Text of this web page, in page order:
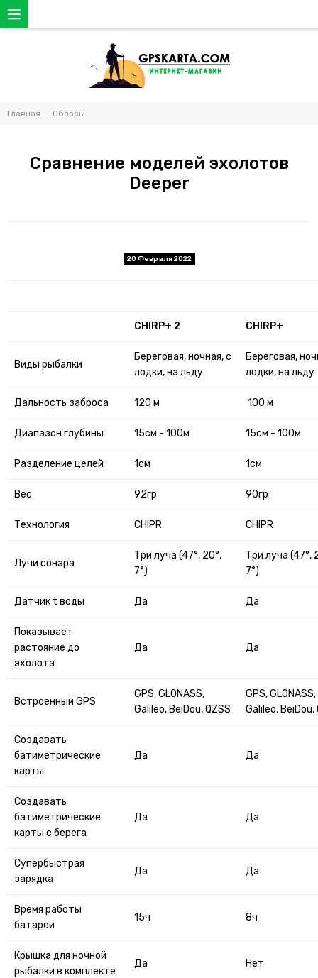
Главная Обзоры
Сравнение моделей эхолотов
Deeper
20 Февраля 2022
CHIRP+ 2 CHIRP+
Bиды рыбалки
Береговая, ночная, с
лодки, на льду
Береговая,
лодки, на льду
Дальность заброса 120 м 100 м
Диапазон глубины 15см - 100м 15см - 100м
Разделение целей 1см 1см
Вес 92гр 90гр
Технология CHIPR CHIPR
Лучи сонара
Три луча (47°, 20°,
7°)
Три луча (47°,
7°)
Датчик t воды Да Да
Показывает
растояние до
эхолота
Да Да
Встроенный GPS
GPS, GLONASS,
Galileo, BeiDou, QZSS
GPS, GLONASS,
Galileo, BeiDou,
Cоздавать
батиметрические
карты
Да Да
Cоздавать
батиметрические
карты с берега
Да Да
Супербыстрая
зарядка
Да Да
Время работы
батареи
15ч 8ч
Крышка для ночной
рыбалки в комплекте
Да Нет